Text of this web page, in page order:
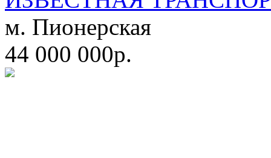
м. Пионерская
44 000 000р.